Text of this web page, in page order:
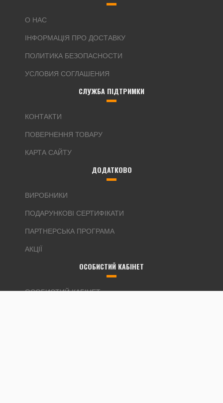
О НАС
ІНФОРМАЦІЯ ПРО ДОСТАВКУ
ПОЛИТИКА БЕЗОПАСНОСТИ
УСЛОВИЯ СОГЛАШЕНИЯ
СЛУЖБА ПІДТРИМКИ
КОНТАКТИ
ПОВЕРНЕННЯ ТОВАРУ
КАРТА САЙТУ
ДОДАТКОВО
ВИРОБНИКИ
ПОДАРУНКОВІ СЕРТИФІКАТИ
ПАРТНЕРСЬКА ПРОГРАМА
АКЦІЇ
ОСОБИСТИЙ КАБІНЕТ
ОСОБИСТИЙ КАБІНЕТ